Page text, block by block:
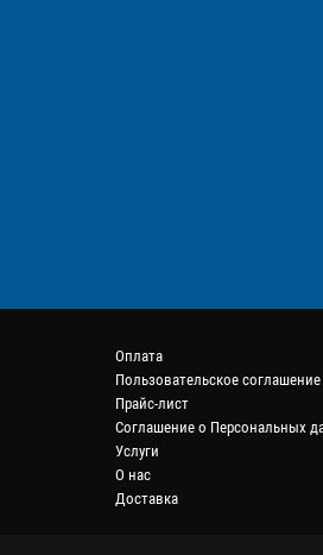
Оплата
Пользовательское соглашение
Прайс-лист
Соглашение о Персональных
Услуги
О нас
Доставка